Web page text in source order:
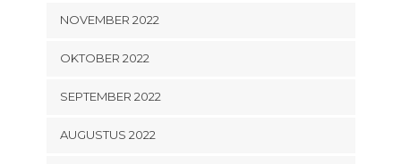
NOVEMBER 2022
OKTOBER 2022
SEPTEMBER 2022
AUGUSTUS 2022